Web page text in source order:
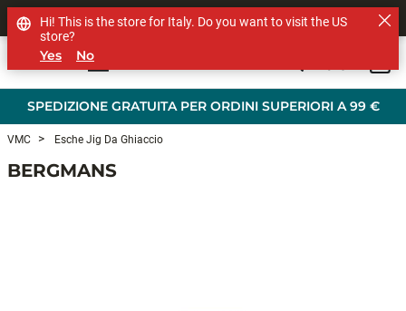
SPEDIZIONE GRATUITA PER ORDINI SUPERIORI A 99 €
SHOP OTHER BRANDS
VMC Esche Jig Da Ghiaccio
BERGMANS
Hi! This is the store for Italy. Do you want to visit the US
store?
Yes No